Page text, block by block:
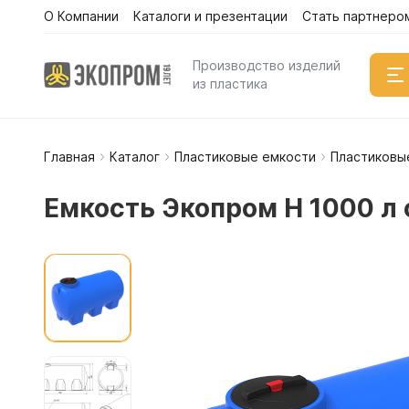
О Компании Каталоги и презентации Стать
Производство изделий
из пластика
Емкости
Емкости
Главная Каталог Пластиковые емкости
Емкость Экопром H 1000 л